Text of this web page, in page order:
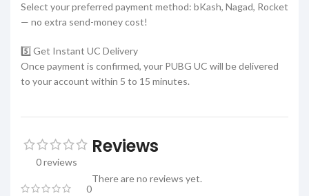
Select your preferred payment method: bKash, Nagad, Rocket
— no extra send-money cost!
5️⃣ Get Instant UC Delivery
Once payment is confirmed, your PUBG UC will be delivered
to your account within 5 to 15 minutes.
0 reviews
0
Reviews
There are no reviews yet.